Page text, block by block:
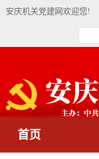
安庆机关党建网欢迎您!
首页